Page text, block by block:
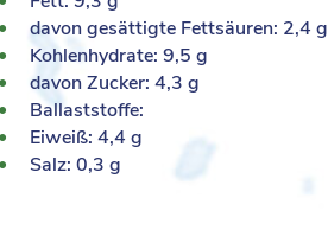
davon gesättigte Fettsäuren: 2,4 g
Kohlenhydrate: 9,5 g
davon Zucker: 4,3 g
Ballaststoffe:
Eiweiß: 4,4 g
Salz: 0,3 g